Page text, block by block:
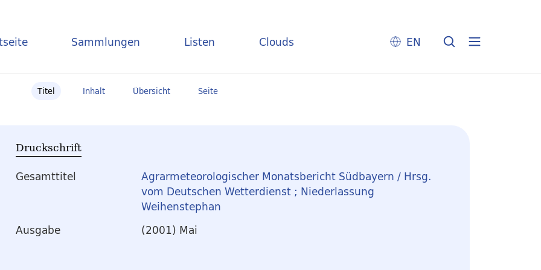
Sammlungen Listen Clouds EN
Titel Inhalt Übersicht Seite
Druckschrift
Gesamttitel
Agrarmeteorologischer Monatsbericht Südbayern / Hrsg.
vom Deutschen Wetterdienst ; Niederlassung
Weihenstephan
Ausgabe
(2001) Mai